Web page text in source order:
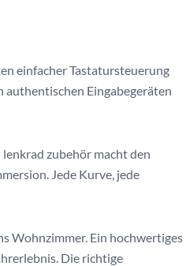
einfacher Tastatursteuerung
authentischen Eingabegeräten
zubehör macht den
Jede Kurve, jede
Wohnzimmer. Ein hochwertiges
Die richtige